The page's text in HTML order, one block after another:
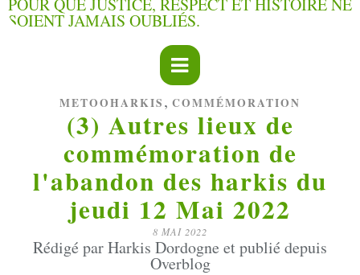
METOOHARKIS , COMMÉMORATION
(3) Autres lieux de
commémoration de
l'abandon des harkis du
jeudi 12 Mai 2022
8 MAI 2022
Rédigé par Harkis Dordogne et publié depuis
Overblog